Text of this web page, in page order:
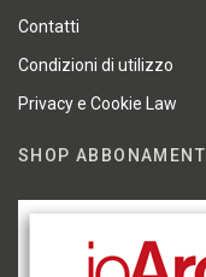
Contatti
Condizioni di utilizzo
Privacy e Cookie Law
SHOP ABBONAMENTI